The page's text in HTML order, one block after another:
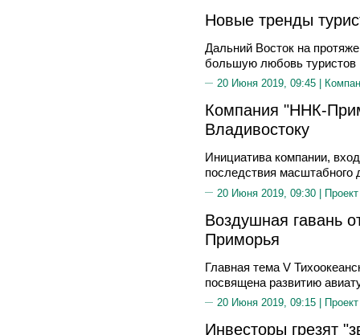
Новые тренды
Дальний Восток на
большую любовь туристов
20 Июня 2019, 09:45 |
Компания "ННК-
Владивостоку
Инициатива компании,
последствия
20 Июня 2019, 09:30 |
Воздушная гавань
Приморья
Главная тема V
посвящена развитию
20 Июня 2019, 09:15 |
Инвесторы грезят